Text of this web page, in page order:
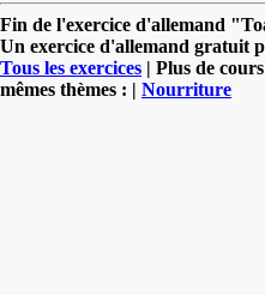
Fin de l'exercice d'allemand
Un exercice d'allemand gratuit
Tous les exercices | Plus de
mêmes thèmes : | Nourriture